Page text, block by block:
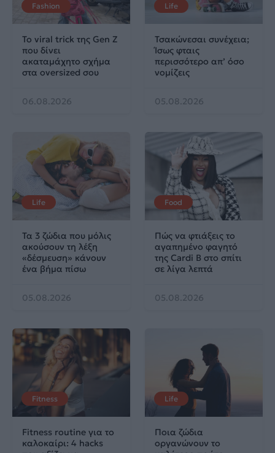
Fashion
Το viral trick της Gen Z
που δίνει
ακαταμάχητο σχήμα
στα oversized σου
06.08.2026
Life
Τσακώνεσαι συνέχεια;
Ίσως φταις
περισσότερο απ’ όσο
νομίζεις
05.08.2026
Life
Τα 3 ζώδια που μόλις
ακούσουν τη λέξη
«δέσμευση» κάνουν
ένα βήμα πίσω
05.08.2026
Food
Πώς να φτιάξεις το
αγαπημένο φαγητό
της Cardi B στο σπίτι
σε λίγα λεπτά
05.08.2026
Fitness
Fitness routine για το
καλοκαίρι: 4 hacks
Life
Ποια ζώδια
οργανώνουν το